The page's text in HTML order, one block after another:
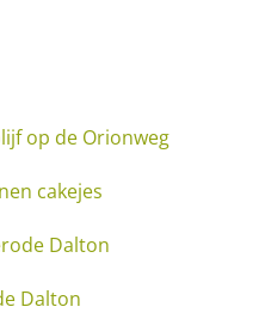
op de Orionweg
cakejes
Dalton
Dalton